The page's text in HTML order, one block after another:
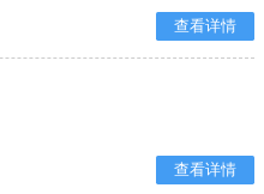
查看详情
查看详情